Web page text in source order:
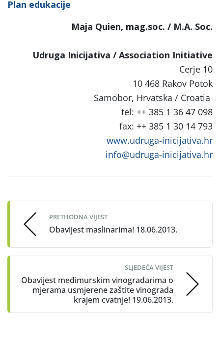
Plan edukacije
Maja Quien, mag.soc. / M.A. Soc.
Udruga Inicijativa /Association Initiative
Cerje 10
10 468 Rakov Potok
Samobor, Hrvatska / Croatia
tel: ++ 385 1 36 47 098
fax: ++ 385 1 30 14 793
www.udruga-inicijativa.hr
info@udruga-inicijativa.hr
navigation
PRETHODNA VIJEST
Obavijest maslinarima! 18.06.2013.
SLJEDEĆA VIJEST
Obavijest međimurskim vinogradarima o
mjerama usmjerene zaštite vinograda
krajem cvatnje! 19.06.2013.